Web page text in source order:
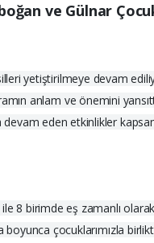
ve Gülnar
yetiştirilmeye devam
anlam ve önemini
eden etkinlikler
8 birimde eş zamanlı
boyunca çocuklarımızla